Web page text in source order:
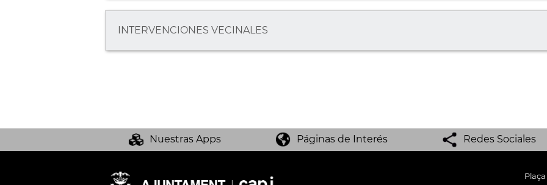
INTERVENCIONES VECINALES
Nuestras Apps Páginas de Interés Redes Sociales